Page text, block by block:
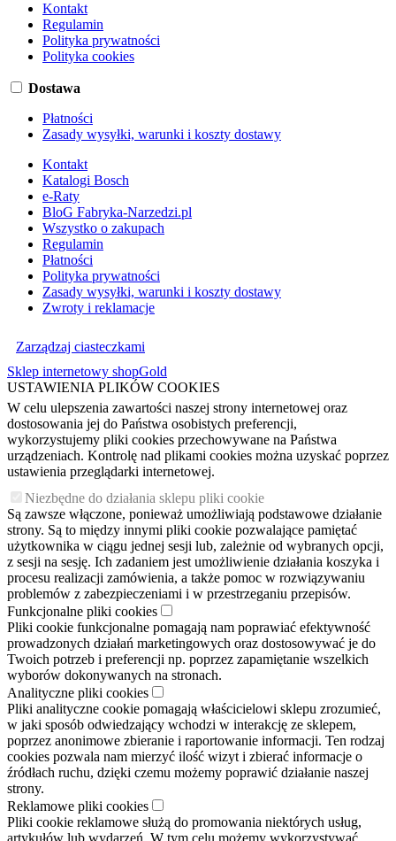
Kontakt
Regulamin
Polityka prywatności
Polityka cookies
Dostawa
Płatności
Zasady wysyłki, warunki i koszty dostawy
Kontakt
Katalogi Bosch
e-Raty
BloG Fabryka-Narzedzi.pl
Wszystko o zakupach
Regulamin
Płatności
Polityka prywatności
Zasady wysyłki, warunki i koszty dostawy
Zwroty i reklamacje
Zarządzaj ciasteczkami
Sklep internetowy shopGold
USTAWIENIA PLIKÓW COOKIES
W celu ulepszenia zawartości naszej strony internetowej oraz
dostosowania jej do Państwa osobistych preferencji,
wykorzystujemy pliki cookies przechowywane na Państwa
urządzeniach. Kontrolę nad plikami cookies można uzyskać poprzez
ustawienia przeglądarki internetowej.
Niezbędne do działania sklepu pliki cookie
Są zawsze włączone, ponieważ umożliwiają podstawowe działanie
strony. Są to między innymi pliki cookie pozwalające pamiętać
użytkownika w ciągu jednej sesji lub, zależnie od wybranych opcji,
z sesji na sesję. Ich zadaniem jest umożliwienie działania koszyka i
procesu realizacji zamówienia, a także pomoc w rozwiązywaniu
problemów z zabezpieczeniami i w przestrzeganiu przepisów.
Funkcjonalne pliki cookies
Pliki cookie funkcjonalne pomagają nam poprawiać efektywność
prowadzonych działań marketingowych oraz dostosowywać je do
Twoich potrzeb i preferencji np. poprzez zapamiętanie wszelkich
wyborów dokonywanych na stronach.
Analityczne pliki cookies
Pliki analityczne cookie pomagają właścicielowi sklepu zrozumieć,
w jaki sposób odwiedzający wchodzi w interakcję ze sklepem,
poprzez anonimowe zbieranie i raportowanie informacji. Ten rodzaj
cookies pozwala nam mierzyć ilość wizyt i zbierać informacje o
źródłach ruchu, dzięki czemu możemy poprawić działanie naszej
strony.
Reklamowe pliki cookies
Pliki cookie reklamowe służą do promowania niektórych usług,
artykułów lub wydarzeń. W tym celu możemy wykorzystywać